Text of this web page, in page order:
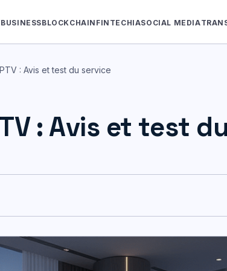
BUSINESSBLOCKCHAIN FINTECHIASOCIAL MEDIA
: Avis et test du service
: Avis et test du